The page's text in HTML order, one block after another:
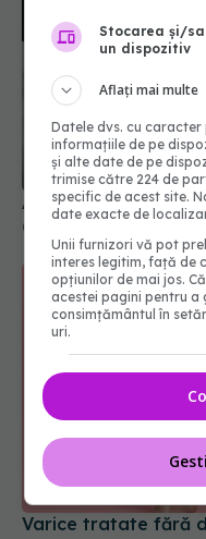
Aspirina, rol în
08 apr 2026, 15:17
Varice tratate fără
este la un pas de
13 mai 2026, 22:53
Stocarea și/
un dispozitiv
Aflați mai multe
Datele dvs. cu
informațiile de pe
și alte date de pe
trimise către 224 de
specific de acest site.
date exacte de
Unii furnizori vă pot
interes legitim, față de
opțiunilor de mai jos.
acestei pagini pentru a
consimțământul în
uri.